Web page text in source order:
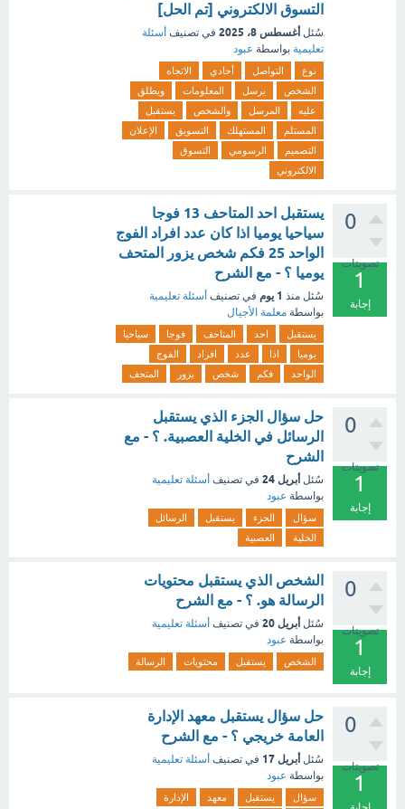
التسوق الالكتروني [تم الحل]
سُئل أغسطس 8، 2025 في تصنيف أسئلة
تعليمية بواسطة عبود
نوع التواصل أحادي
الاتجاه
الشخص
يرسل المعلومات
ويطلق
عليه
المرسل والشخص
يستقبل
المستلم
المستهلك التسويق
الإعلان
التصميم
الرسومي
التسوق
الالكتروني
0
تصويتات
1
إجابة
يستقبل احد المتاحف 13 فوجا
سياحيا يوميا اذا كان عدد افراد الفوج
الواحد 25 فكم شخص يزور المتحف
يوميا ؟ - مع الشرح
سُئل منذ 1 يوم في تصنيف أسئلة تعليمية
بواسطة معلمة الأجيال
يستقبل احد المتاحف فوجا
سياحيا
يوميا
اذا عدد افراد
الفوج
الواحد
فكم شخص يزور المتحف
0
تصويتات
1
إجابة
حل سؤال الجزء الذي يستقبل
الرسائل في الخلية العصبية. ؟ - مع
الشرح
سُئل أبريل 24 في تصنيف أسئلة تعليمية
بواسطة عبود
سؤال الجزء يستقبل
الرسائل
الخلية
العصبية
0
تصويتات
1
إجابة
الشخص الذي يستقبل محتويات
الرسالة هو. ؟ - مع الشرح
سُئل أبريل 20 في تصنيف أسئلة تعليمية
بواسطة عبود
الشخص يستقبل محتويات الرسالة
0
تصويتات
1
حل سؤال يستقبل معهد الإدارة
العامة خريجي ؟ - مع الشرح
سُئل أبريل 17 في تصنيف أسئلة تعليمية
بواسطة عبود
سؤال يستقبل معهد الإدارة